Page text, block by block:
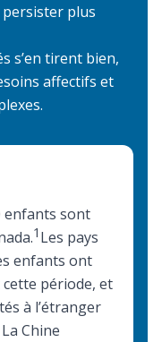
plus
s’en tirent bien,
affectifs et
enfants sont
1 Les pays
enfants ont
période, et
à l’étranger
Chine